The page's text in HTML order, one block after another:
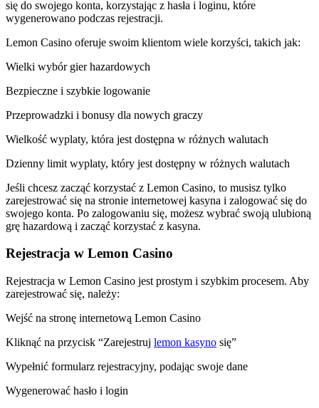
się do swojego konta, korzystając z hasła i loginu, które
wygenerowano podczas rejestracji.
Lemon Casino oferuje swoim klientom wiele korzyści, takich jak:
Wielki wybór gier hazardowych
Bezpieczne i szybkie logowanie
Przeprowadzki i bonusy dla nowych graczy
Wielkość wyplaty, która jest dostępna w różnych walutach
Dzienny limit wyplaty, który jest dostępny w różnych walutach
Jeśli chcesz zacząć korzystać z Lemon Casino, to musisz tylko
zarejestrować się na stronie internetowej kasyna i zalogować się do
swojego konta. Po zalogowaniu się, możesz wybrać swoją ulubioną
grę hazardową i zacząć korzystać z kasyna.
Rejestracja w Lemon Casino
Rejestracja w Lemon Casino jest prostym i szybkim procesem. Aby
zarejestrować się, należy:
Wejść na stronę internetową Lemon Casino
Kliknąć na przycisk “Zarejestruj lemon kasyno się”
Wypełnić formularz rejestracyjny, podając swoje dane
Wygenerować hasło i login